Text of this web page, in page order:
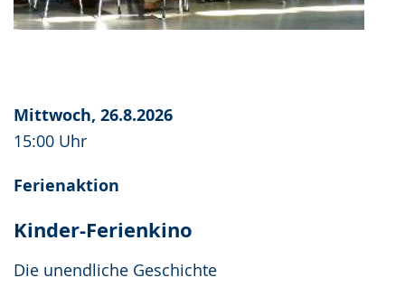
Mittwoch, 26.8.2026
15:00 Uhr
Ferienaktion
Kinder-Ferienkino
Die unendliche Geschichte